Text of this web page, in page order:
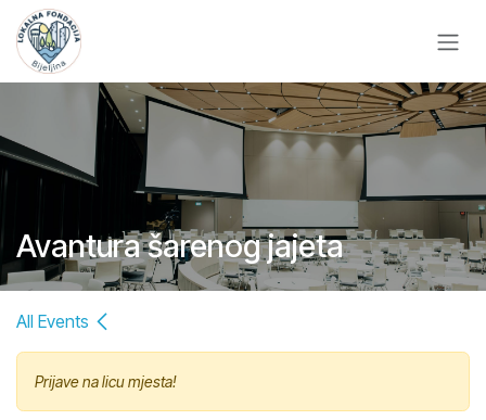
Skip to Content
Avantura šarenog jajeta
All Events
Prijave na licu mjesta!